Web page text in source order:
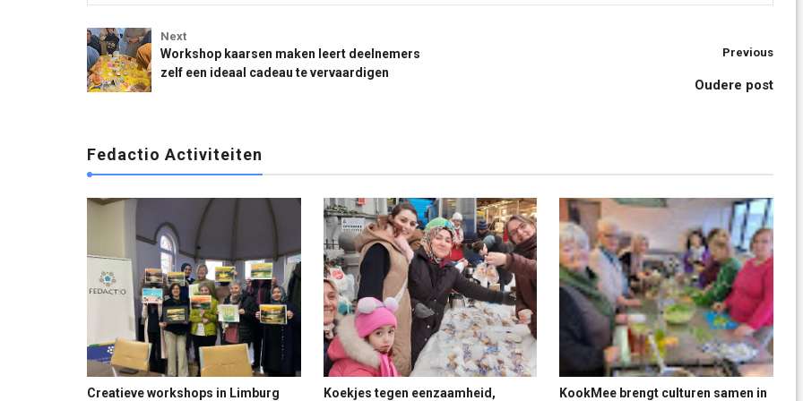
Next
Workshop kaarsen maken leert deelnemers
zelf een ideaal cadeau te vervaardigen
Previous
Oudere post
Fedactio Activiteiten
  

Fedactio Activiteiten
Creatieve workshops in Limburg   

Koekjes tegen eenzaamheid,   

KookMee brengt culturen samen in
